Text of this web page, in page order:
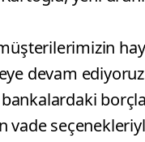
devam
bankalardaki
vade